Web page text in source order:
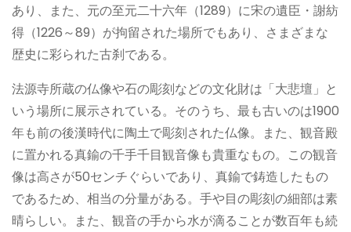
あり、また、元の至元二十六年（1289）に宋の遺臣・謝紡
得（1226～89）が拘留された場所でもあり、さまざまな
歴史に彩られた古刹である。
法源寺所蔵の仏像や石の彫刻などの文化財は「大悲壇」と
いう場所に展示されている。そのうち、最も古いのは1900
年も前の後漢時代に陶土で彫刻された仏像。また、観音殿
に置かれる真鍮の千手千目観音像も貴重なもの。この観音
像は高さが50センチぐらいであり、真鍮で鋳造したもの
であるため、相当の分量がある。手や目の彫刻の細部は素
晴らしい。また、観音の手から水が滴ることが数百年も続